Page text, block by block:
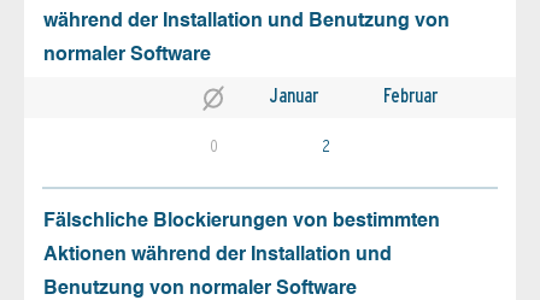
während der Installation und Benutzung von
normaler Software
Januar Februar
0 2
Fälschliche Blockierungen von bestimmten
Aktionen während der Installation und
Benutzung von normaler Software